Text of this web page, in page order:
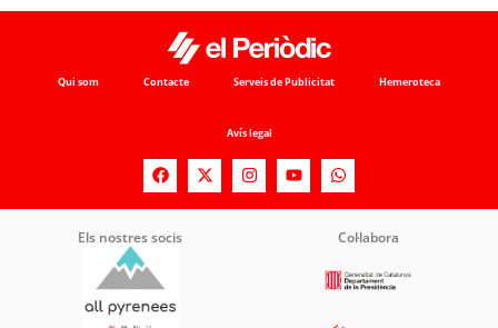
Qui som Contacte Serveis de Publicitat Hemeroteca
Avís legal
Els nostres socis Col·labora